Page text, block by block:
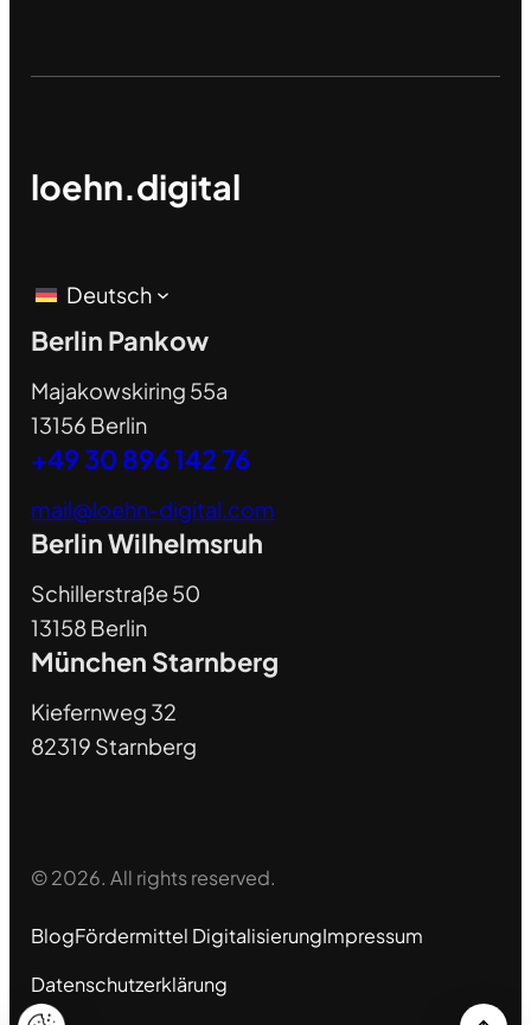
loehn.digital
Deutsch
Berlin Pankow
Majakowskiring 55a
13156 Berlin
+49 30 896 142 76
mail@loehn-digital.com
Berlin Wilhelmsruh
Schillerstraße 50
13158 Berlin
München Starnberg
Kiefernweg 32
82319 Starnberg
© 2026. All rights reserved.
BlogFördermittel DigitalisierungImpressum
Datenschutzerklärung